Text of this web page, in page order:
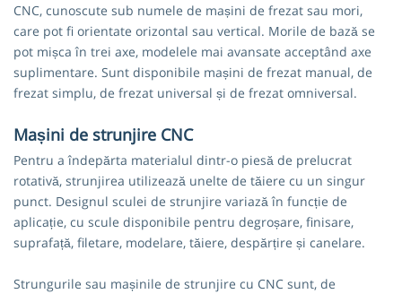
CNC, cunoscute sub numele de mașini de frezat sau mori,
care pot fi orientate orizontal sau vertical. Morile de bază se
pot mișca în trei axe, modelele mai avansate acceptând axe
suplimentare. Sunt disponibile mașini de frezat manual, de
frezat simplu, de frezat universal și de frezat omniversal.
Mașini de strunjire CNC
Pentru a îndepărta materialul dintr-o piesă de prelucrat
rotativă, strunjirea utilizează unelte de tăiere cu un singur
punct. Designul sculei de strunjire variază în funcție de
aplicație, cu scule disponibile pentru degroșare, finisare,
suprafață, filetare, modelare, tăiere, despărțire și canelare.
Strungurile sau mașinile de strunjire cu CNC sunt, de